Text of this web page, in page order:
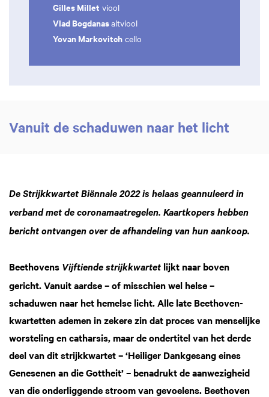
Gilles Millet viool
Vlad Bogdanasaltviool
Yovan Markovitch cello
Vanuit de schaduwen naar het licht
De Strijkkwartet Biënnale 2022 is helaas geannuleerd in
verband met de coronamaatregelen. Kaartkopers hebben
bericht ontvangen over de afhandeling van hun aankoop.
Beethovens Vijftiende strijkkwartet lijkt naar boven
gericht. Vanuit aardse – of misschien wel helse –
schaduwen naar het hemelse licht. Alle late Beethoven-
kwartetten ademen in zekere zin dat proces van menselijke
worsteling en catharsis, maar de ondertitel van het derde
deel van dit strijkkwartet – ‘Heiliger Dankgesang eines
Genesenen an die Gottheit’ – benadrukt de aanwezigheid
van die onderliggende stroom van gevoelens. Beethoven
Zoom
in